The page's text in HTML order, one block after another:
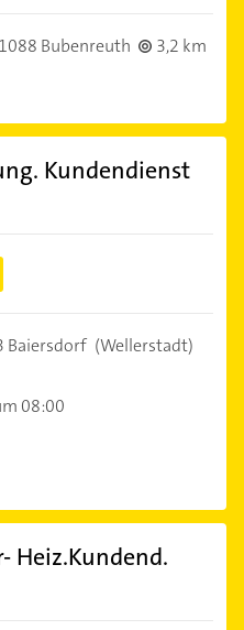
Bubenreuth
3,2 km
Kundendienst
Baiersdorf (Wellerstadt)
08:00
Heiz.Kundend.